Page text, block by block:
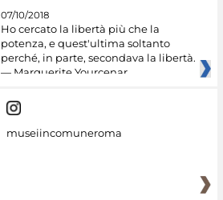
07/10/2018
Ho cercato la libertà più che la
potenza, e quest'ultima soltanto
perché, in parte, secondava la libertà.
— Marguerite Yourcenar
museiincomuneroma